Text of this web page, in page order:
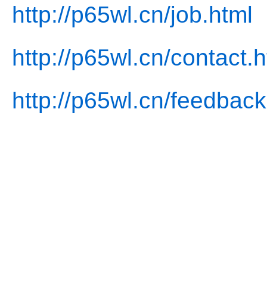
http://p65wl.cn/job.html
http://p65wl.cn/
http://p65wl.cn/